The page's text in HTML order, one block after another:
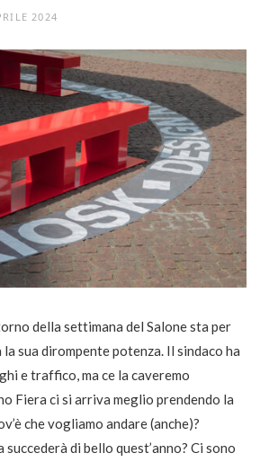
2024
della settimana del Salone sta per
sua dirompente potenza. Il sindaco ha
e traffico, ma ce la caveremo
Fiera ci si arriva meglio prendendo la
che vogliamo andare (anche)?
succederà di bello quest’anno? Ci sono